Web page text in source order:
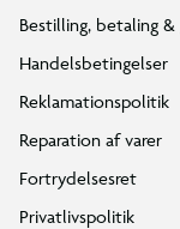
Bestilling, betaling
Handelsbetingelser
Reklamationspolitik
Reparation af varer
Fortrydelsesret
Privatlivspolitik